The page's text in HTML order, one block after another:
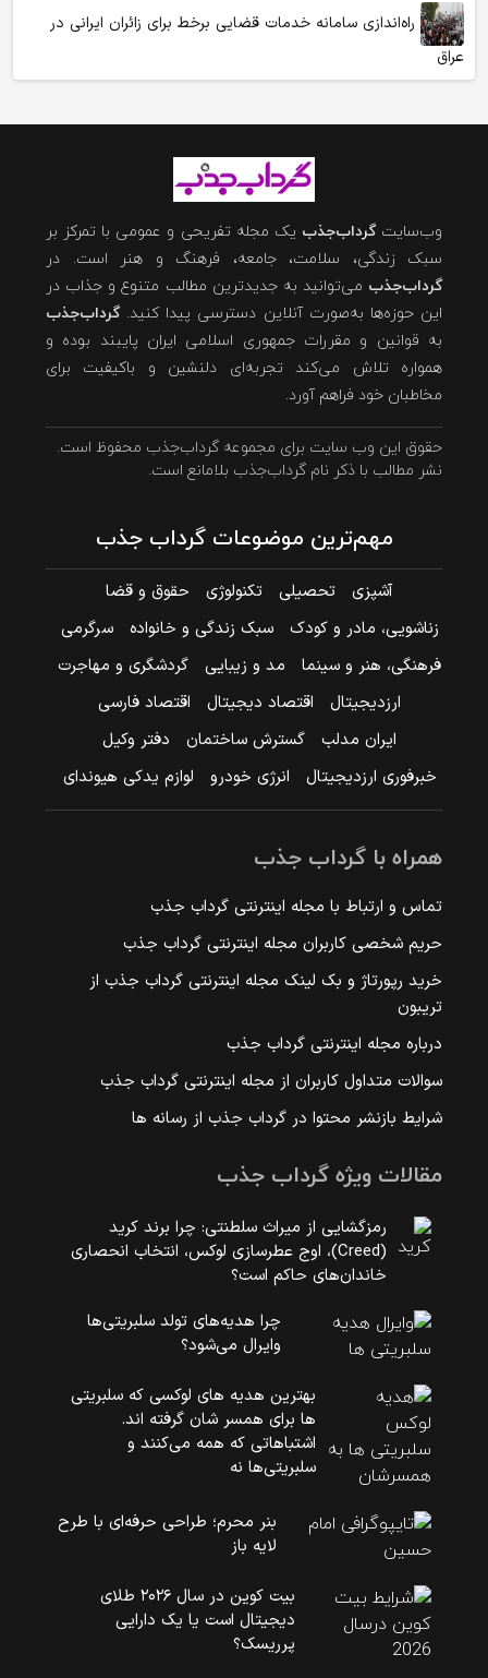
راه‌اندازی سامانه خدمات قضایی برخط برای زائران ایرانی در
عراق
وب‌سایتگرداب‌جذب یک مجله تفریحی و عمومی با تمرکز بر
سبک زندگی، سلامت، جامعه، فرهنگ و هنر است. در
گرداب‌جذب می‌توانید به جدیدترین مطالب متنوع و جذاب در
این حوزه‌ها به‌صورت آنلاین دسترسی پیدا کنید.گرداب‌جذب
به قوانین و مقررات جمهوری اسلامی ایران پایبند بوده و
همواره تلاش می‌کند تجربه‌ای دلنشین و باکیفیت برای
مخاطبان خود فراهم آورد.
حقوق این وب سایت برای مجموعه گرداب‌جذب محفوظ است.
نشر مطالب با ذکر نام گرداب‌جذب بلامانع است.
مهم‌ترین موضوعات گرداب جذب
آشپزی تحصیلی تکنولوژی
حقوق و قضا
زناشویی، مادر و کودک
سبک زندگی و خانواده
سرگرمی
فرهنگی، هنر و سینما
مد و زیبایی
گردشگری و مهاجرت
ارزدیجیتال
اقتصاد دیجیتال
اقتصاد فارسی
ایران مدلب
گسترش ساختمان
دفتر وکیل
خبرفوری ارزدیجیتال
انرژی خودرو لوازم یدکی هیوندای
همراه با گرداب جذب
تماس و ارتباط با مجله اینترنتی گرداب جذب
حریم شخصی کاربران مجله اینترنتی گرداب جذب
خرید رپورتاژ و بک لینک مجله اینترنتی گرداب جذب از
تریبون
درباره مجله اینترنتی گرداب جذب
سوالات متداول کاربران از مجله اینترنتی گرداب جذب
شرایط بازنشر محتوا در گرداب جذب از رسانه ها
مقالات ویژه گرداب جذب
رمزگشایی از میراث سلطنتی: چرا برند کرید
(Creed)، اوج عطرسازی لوکس، انتخاب انحصاری
خاندان‌های حاکم است؟
چرا هدیه‌های تولد سلبریتی‌ها
وایرال می‌شود؟
بهترین هدیه های لوکسی که سلبریتی
ها برای همسر شان گرفته اند.
اشتباهاتی که همه می‌کنند و
سلبریتی‌ها نه
بنر محرم؛ طراحی حرفه‌ای با طرح
لایه باز
بیت کوین در سال ۲۰۲۶ طلای
دیجیتال است یا یک دارایی
پرریسک؟